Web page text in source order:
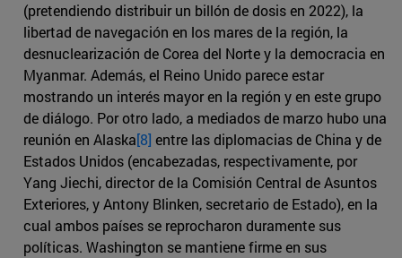
(pretendiendo distribuir un billón de dosis en 2022), la
libertad de navegación en los mares de la región, la
desnuclearización de Corea del Norte y la democracia en
Myanmar. Además, el Reino Unido parece estar
mostrando un interés mayor en la región y en este grupo
de diálogo. Por otro lado, a mediados de marzo hubo una
reunión en Alaska[8] entre las diplomacias de China y de
Estados Unidos (encabezadas, respectivamente, por
Yang Jiechi, director de la Comisión Central de Asuntos
Exteriores, y Antony Blinken, secretario de Estado), en la
cual ambos países se reprocharon duramente sus
políticas. Washington se mantiene firme en sus